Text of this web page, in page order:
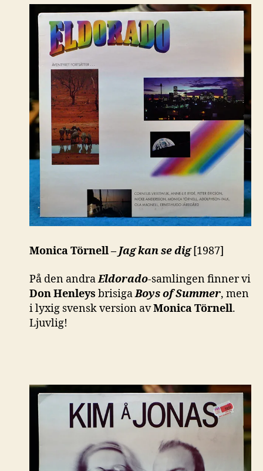
Monica Törnell – Jag kan se dig[1987]
På den andraEldorado-samlingen finner vi
Don Henleys brisigaBoys of Summer, men
i lyxig svensk version avMonica Törnell.
Ljuvlig!